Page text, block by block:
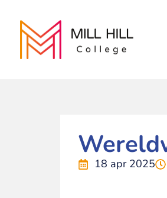
18 apr 2025